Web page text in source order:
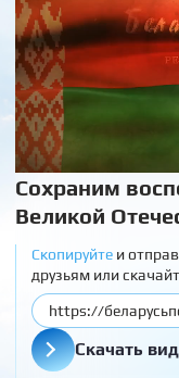
Сохраним
Великой
Скопируйтеи
друзьям или
Скачать